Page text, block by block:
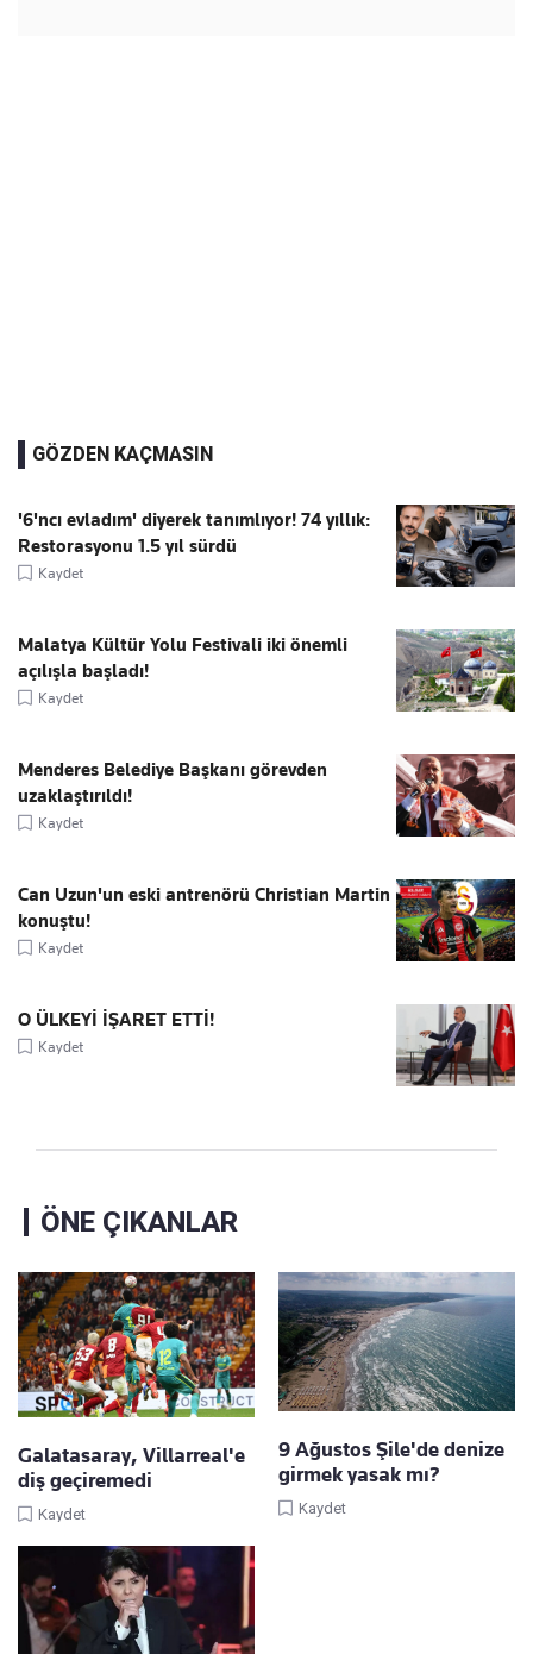
GÖZDEN KAÇMASIN
'6'ncı evladım' diyerek tanımlıyor! 74 yıllık:
Restorasyonu 1.5 yıl sürdü
Kaydet
Malatya Kültür Yolu Festivali iki önemli
açılışla başladı!
Kaydet
Menderes Belediye Başkanı görevden
uzaklaştırıldı!
Kaydet
Can Uzun'un eski antrenörü Christian Martin
konuştu!
Kaydet
O ÜLKEYİ İŞARET ETTİ!
Kaydet
ÖNE ÇIKANLAR
Galatasaray, Villarreal'e
diş geçiremedi
Kaydet
9 Ağustos Şile'de denize
girmek yasak mı?
Kaydet